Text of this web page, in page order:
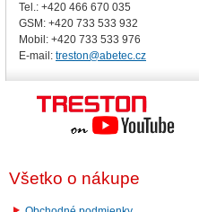
Tel.: +420 466 670 035
GSM: +420 733 533 932
Mobil: +420 733 533 976
E-mail: treston@abetec.cz
Všetko o nákupe